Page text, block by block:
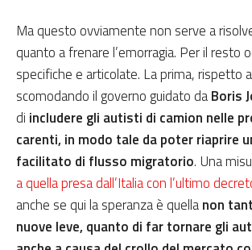
Ma questo ovviamente non serve a
quanto a frenare l’emorragia. Per il resto
specifiche e articolate. La prima, rispetto
scomodando il governo guidato daBoris
di includere gli autisti di camion nelle
carenti, in modo tale da poter riaprire
facilitato di flusso migratorio. Una
a quella presa dall’Italia con l’ultimo
anche se qui la speranza è quellanon
nuove leve, quanto di far tornare gli